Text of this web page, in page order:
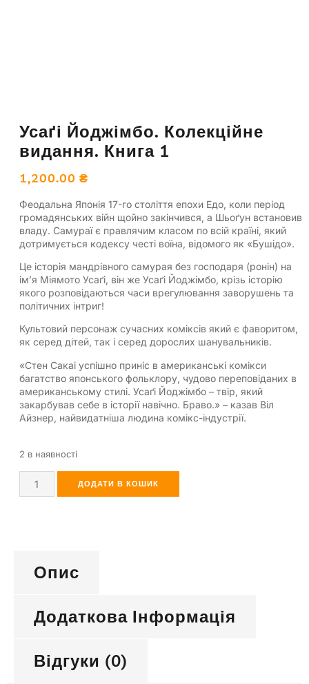
Усаґі Йоджімбо. Колекційне
видання. Книга 1
1,200.00 ₴
Феодальна Японія 17-го століття епохи Едо, коли період
громадянських війн щойно закінчився, а Шьоґун встановив
владу. Самураї є правлячим класом по всій країні, який
дотримується кодексу честі воїна, відомого як «Бушідо».
Це історія мандрівного самурая без господаря (ронін) на
ім’я Міямото Усаґі, він же Усаґі Йоджімбо, крізь історію
якого розповідаються часи врегулювання заворушень та
політичних інтриг!
Культовий персонаж сучасних коміксів який є фаворитом,
як серед дітей, так і серед дорослих шанувальників.
«Стен Сакаі успішно приніс в американські комікси
багатство японського фольклору, чудово переповіданих в
американському стилі. Усаґі Йоджімбо – твір, який
закарбував себе в історії навічно. Браво.» – казав Віл
Айзнер, найвидатніша людина комікс-індустрії.
2 в наявності
ДОДАТИ В КОШИК
Опис
Додаткова Інформація
Відгуки (0)